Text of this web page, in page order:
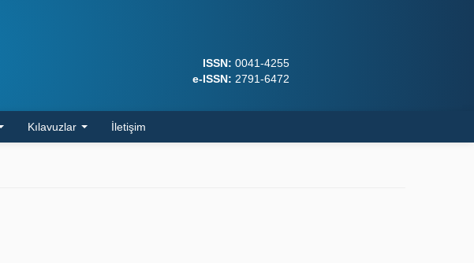
ISSN: 0041-4255
e-ISSN: 2791-6472
Kılavuzlar İletişim